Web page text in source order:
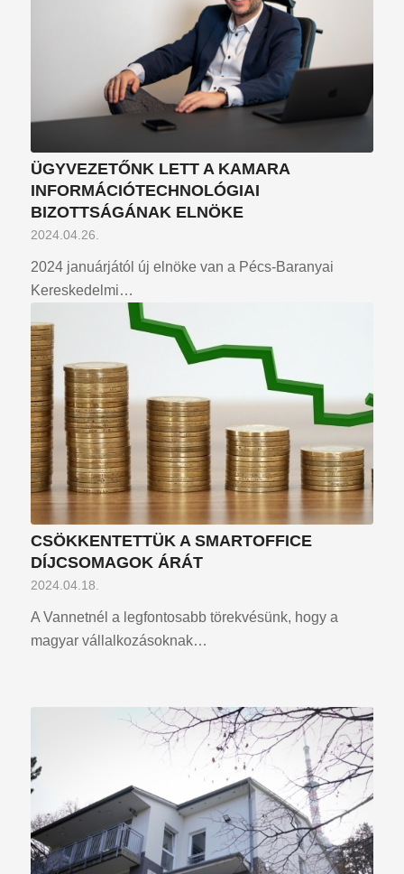
ÜGYVEZETŐNK LETT A KAMARA
INFORMÁCIÓTECHNOLÓGIAI
BIZOTTSÁGÁNAK ELNÖKE
2024.04.26.
2024 januárjától új elnöke van a Pécs-Baranyai
Kereskedelmi…
CSÖKKENTETTÜK A SMARTOFFICE
DÍJCSOMAGOK ÁRÁT
2024.04.18.
A Vannetnél a legfontosabb törekvésünk, hogy a
magyar vállalkozásoknak…